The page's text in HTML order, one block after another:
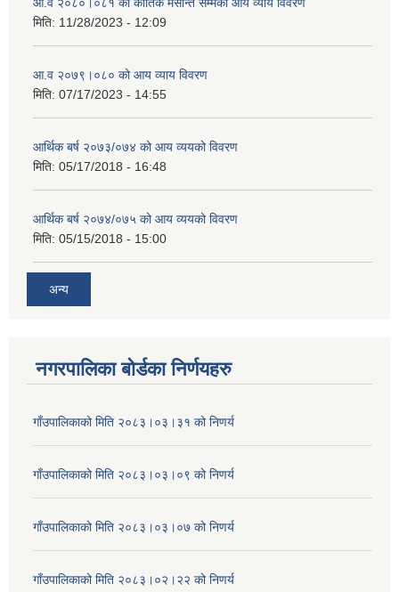
आ.व २०८०।०८१ को कातिक मसान्त सम्मको आय व्याय विवरण
मिति: 11/28/2023 - 12:09
आ.व २०७९।०८० को आय व्याय विवरण
मिति: 07/17/2023 - 14:55
आर्थिक बर्ष २०७३/०७४ को आय व्ययको विवरण
मिति: 05/17/2018 - 16:48
आर्थिक बर्ष २०७४/०७५ को आय व्ययको विवरण
मिति: 05/15/2018 - 15:00
अन्य
नगरपालिका बोर्डका निर्णयहरु
गाँउपालिकाको मिति २०८३।०३।३१ को निणर्य
गाँउपालिकाको मिति २०८३।०३।०९ को निणर्य
गाँउपालिकाको मिति २०८३।०३।०७ को निणर्य
गाँउपालिकाको मिति २०८३।०२।२२ को निणर्य